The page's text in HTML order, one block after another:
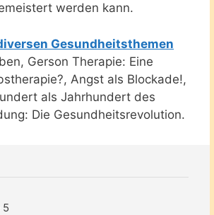
werden kann.
Gesundheitsthemen
Gerson Therapie: Eine
Angst als Blockade!,
als Jahrhundert des
Die Gesundheitsrevolution.
5